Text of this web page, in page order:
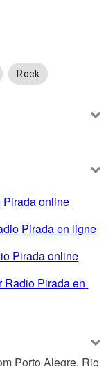
Rock
Pirada online
Pirada en ligne
Pirada online
Radio Pirada en
Porto Alegre, Rio